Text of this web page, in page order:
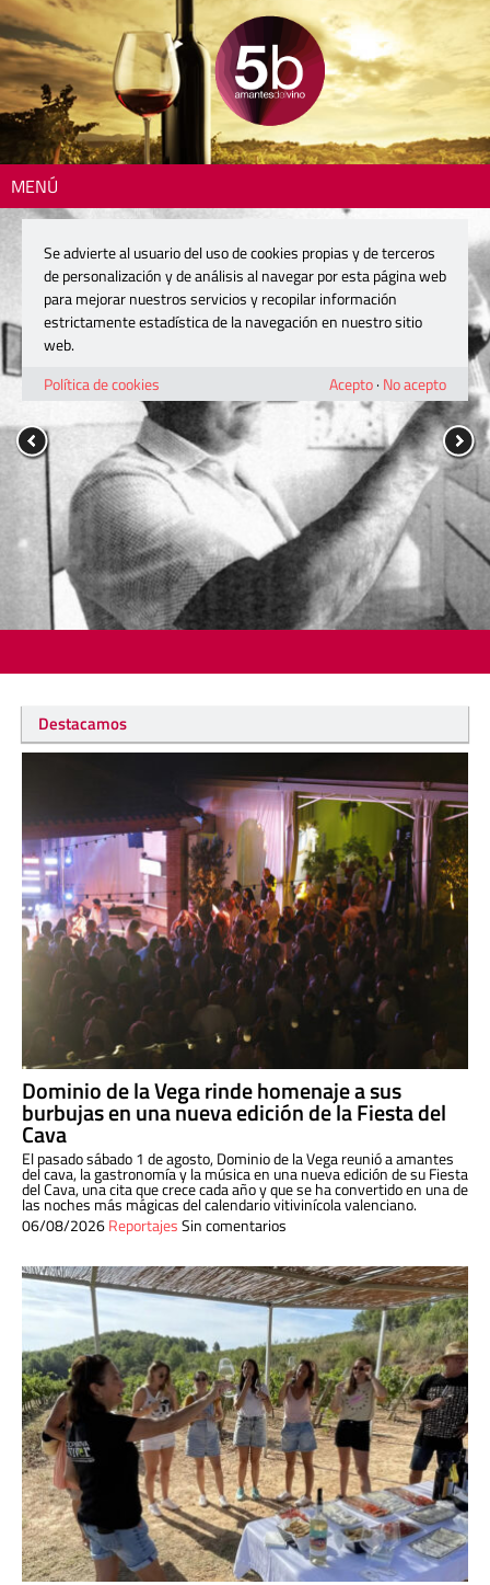
MENÚ
Destacamos
Dominio de la Vega rinde homenaje a sus
burbujas en una nueva edición de la Fiesta del
Cava
El pasado sábado 1 de agosto, Dominio de la Vega reunió a amantes
del cava, la gastronomía y la música en una nueva edición de su Fiesta
del Cava, una cita que crece cada año y que se ha convertido en una de
las noches más mágicas del calendario vitivinícola valenciano.
06/08/2026ReportajesSin comentarios
Se advierte al usuario del uso de cookies propias y de terceros
de personalización y de análisis al navegar por esta página web
para mejorar nuestros servicios y recopilar información
estrictamente estadística de la navegación en nuestro sitio
web.
Política de cookies
Acepto· No acepto